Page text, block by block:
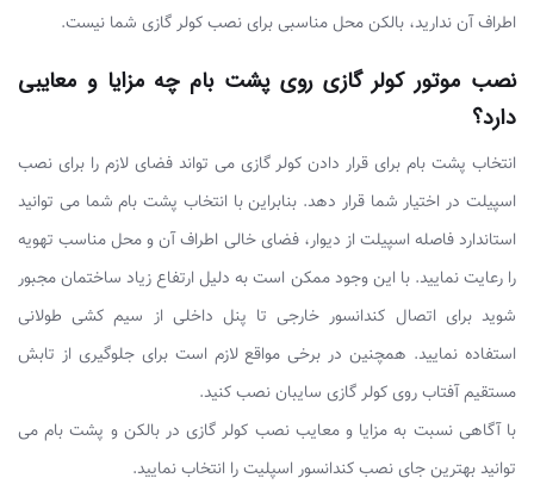
اطراف آن ندارید، بالکن محل مناسبی برای نصب کولر گازی شما نیست.
نصب موتور کولر گازی روی پشت بام چه مزایا و معایبی
دارد؟
انتخاب پشت بام برای قرار دادن کولر گازی می تواند فضای لازم را برای نصب
اسپیلت در اختیار شما قرار دهد. بنابراین با انتخاب پشت بام شما می توانید
استاندارد فاصله اسپیلت از دیوار، فضای خالی اطراف آن و محل مناسب تهویه
را رعایت نمایید. با این وجود ممکن است به دلیل ارتفاع زیاد ساختمان مجبور
شوید برای اتصال کندانسور خارجی تا پنل داخلی از سیم کشی طولانی
استفاده نمایید. همچنین در برخی مواقع لازم است برای جلوگیری از تابش
مستقیم آفتاب روی کولر گازی سایبان نصب کنید.
با آگاهی نسبت به مزایا و معایب نصب کولر گازی در بالکن و پشت بام می
توانید بهترین جای نصب کندانسور اسپلیت را انتخاب نمایید.